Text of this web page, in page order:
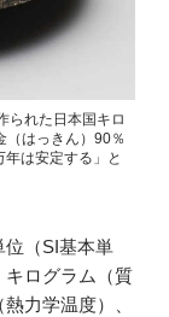
られた日本国キロ
（はっきん）90％
は安定する」と
位（SI基本単
ログラム（質
力学温度）、